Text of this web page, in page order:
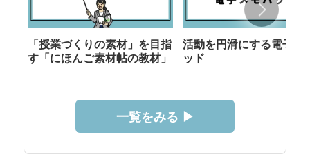
「授業づくりの素材」を目指
す「にほんご素材帖の教材」
活動を円滑にする電子メ
ッド
一覧をみる ▶︎